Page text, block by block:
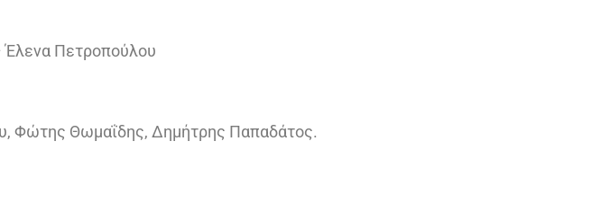
Πετροπούλου
Φώτης Θωμαΐδης, Δημήτρης Παπαδάτος.